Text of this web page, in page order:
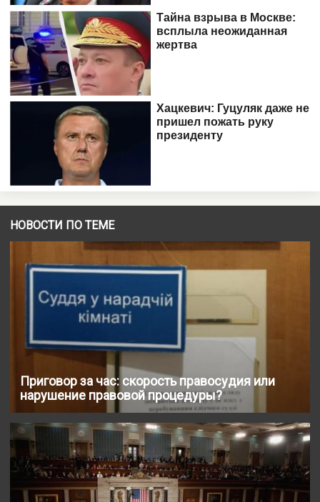
НОВОСТИ ПО ТЕМЕ
Приговор за час: скорость правосудия или
нарушение правовой процедуры?